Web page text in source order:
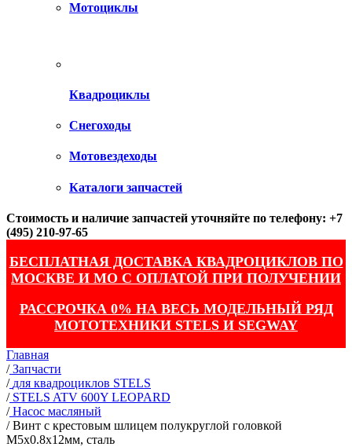
Мотоциклы
Квадроциклы
Снегоходы
Мотовездеходы
Каталоги запчастей
Стоимость и наличие запчастей уточняйте по телефону: +7
(495) 210-97-65
БЕСПЛАТНАЯ ДОСТАВКА КВАДРОЦИКЛОВ ПО
МОСКВЕ И МО С ОПЛАТОЙ ПРИ ПОЛУЧЕНИИ
РАССРОЧКА 0% НА ВЕСЬ МОДЕЛЬНЫЙ РЯД
МОТОТЕХНИКИ STELS И SEGWAY
Главная
/ Запчасти
/ для квадроциклов STELS
/ STELS ATV 600Y LEOPARD
/ Насос масляный
/Винт с крестовым шлицем полукруглой головкой
М5х0.8х12мм, сталь